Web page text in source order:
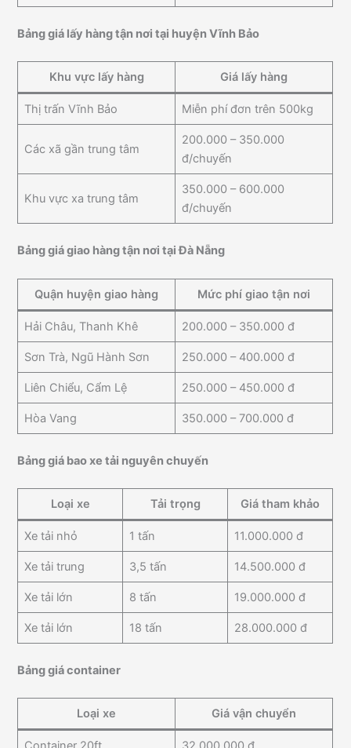
Bảng giá lấy hàng tận nơi tại huyện Vĩnh Bảo
Khu vực lấy hàng Giá lấy hàng
Thị trấn Vĩnh Bảo Miễn phí đơn trên 500kg
Các xã gần trung tâm
200.000 – 350.000
đ/chuyến
Khu vực xa trung tâm
350.000 – 600.000
đ/chuyến
Bảng giá giao hàng tận nơi tại Đà Nẵng
Quận huyện giao hàng Mức phí giao tận nơi
Hải Châu, Thanh Khê 200.000 – 350.000 đ
Sơn Trà, Ngũ Hành Sơn 250.000 – 400.000 đ
Liên Chiểu, Cẩm Lệ 250.000 – 450.000 đ
Hòa Vang 350.000 – 700.000 đ
Bảng giá bao xe tải nguyên chuyến
Loại xe Tải trọng Giá tham khảo
Xe tải nhỏ 1 tấn 11.000.000 đ
Xe tải trung 3,5 tấn 14.500.000 đ
Xe tải lớn 8 tấn 19.000.000 đ
Xe tải lớn 18 tấn 28.000.000 đ
Bảng giá container
Loại xe Giá vận chuyển